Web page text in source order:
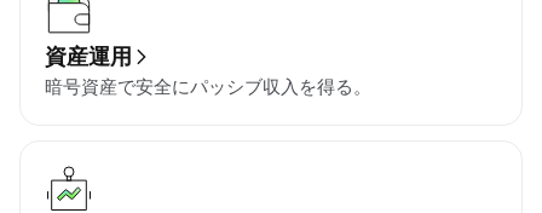
資産運用
暗号資産で安全にパッシブ収入を得る。